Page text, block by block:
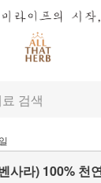
사라) 100% 천